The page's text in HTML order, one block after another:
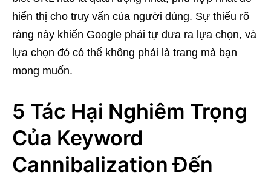
hiển thị cho truy vấn của người dùng. Sự thiếu rõ
ràng này khiến Google phải tự đưa ra lựa chọn, và
lựa chọn đó có thể không phải là trang mà bạn
mong muốn.
5 Tác Hại Nghiêm Trọng
Của Keyword
Cannibalization Đến